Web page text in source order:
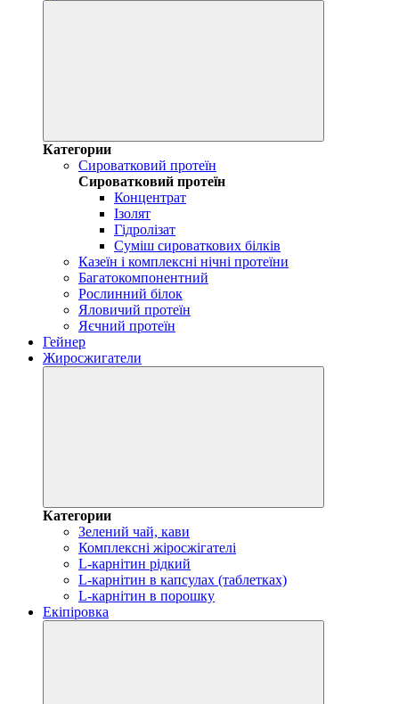
Категории
Сироватковий протеїн
Сироватковий протеїн
Концентрат
Ізолят
Гідролізат
Суміш сироваткових білків
Казеїн і комплексні нічні протеїни
Багатокомпонентний
Рослинний білок
Яловичий протеїн
Яєчний протеїн
Гейнер
Жиросжигатели
Категории
Зелений чай, кави
Комплексні жіросжігателі
L-карнітин рідкий
L-карнітин в капсулах (таблетках)
L-карнітин в порошку
Екіпіровка